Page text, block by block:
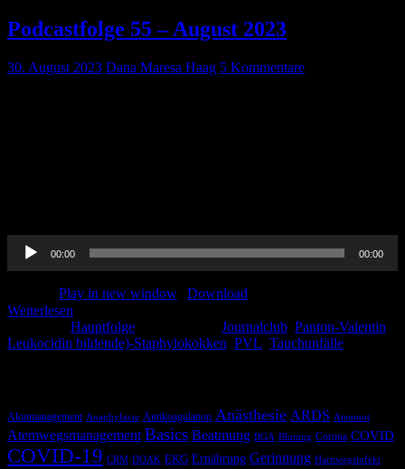
Podcastfolge 55 – August 2023
30. August 2023 Dana Maresa Haag 5 Kommentare
Audio-
Player
00:00 00:00
Play in new window
Download
Weiterlesen
Hauptfolge Journalclub Panton-Valentin
Leukocidin bildende)-Staphylokokken PVL Tauchunfälle
Akutmanagement Anaphylaxie Antikoagulation Anästhesie ARDS Atemnot
Atemwegsmanagement Basics Beatmung BGA Blutung Corona COVID
COVID-19 CRM DOAK EKG Ernährung Gerinnung Harnwegsinfekt